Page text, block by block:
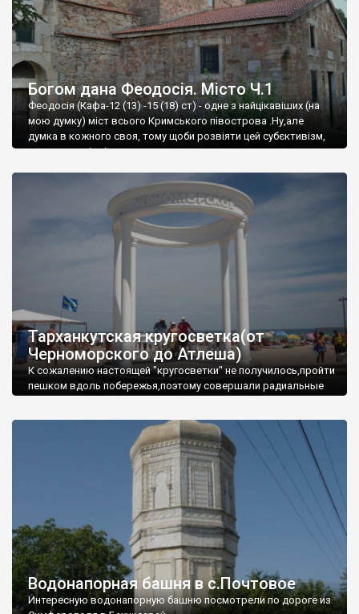
Богом дана Феодосія. Місто Ч.1
Феодосія (Кафа-12 (13) -15 (18) ст) - одне з найцікавіших (на
мою думку) міст всього Кримського півострова .Ну,але
думка в кожного своя, тому щоби розвіяти цей субєктивізм,
запрошую відвідати це
Тарханкутская кругосветка(от
Черноморского до Атлеша)
К сожалению настоящей "кругосветки" не получилось,пройти
пешком вдоль побережья,поэтому совершали радиальные
Водонапорная башня в с.Почтовое
Интересную водонапорную башню посмотрели по дороге из